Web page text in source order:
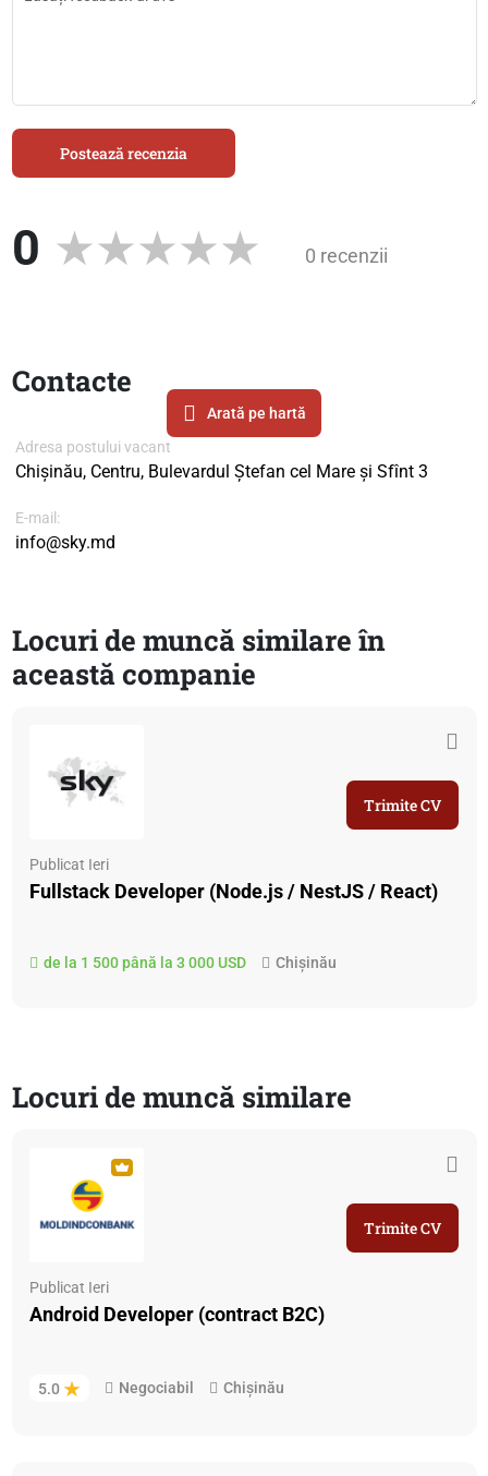
Postează recenzia
0 0 recenzii
Contacte
Arată pe hartă
Adresa postului vacant
Chișinău, Centru, Bulevardul Ștefan cel Mare și Sfînt 3
E-mail:
info@sky.md
Locuri de muncă similare în
această companie
Publicat Ieri
Fullstack Developer (Node.js / NestJS / React)
de la 1 500 până la 3 000 USD Chișinău
Trimite CV
Locuri de muncă similare
Publicat Ieri
Android Developer (contract B2C)
5.0 Negociabil Chișinău
Trimite CV